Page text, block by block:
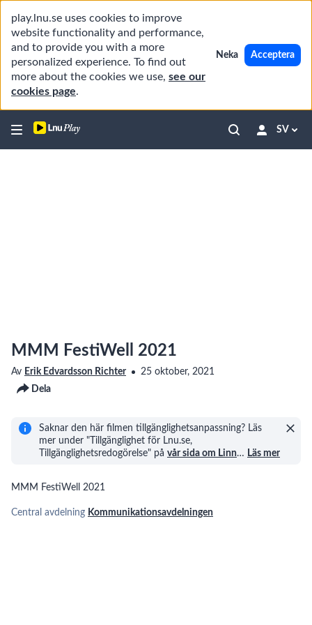
play.lnu.se uses cookies to improve
website functionality and performance,
and to provide you with a more
personalized experience. To find out
more about the cookies we use, see our
cookies page.
Neka Acceptera
SV
MMM FestiWell 2021
Av Erik Edvardsson Richter
25 oktober, 2021
Dela
Saknar den här filmen tillgänglighetsanpassning? Läs
mer under "Tillgänglighet för Lnu.se,
Tillgänglighetsredogörelse" på vår sida om Linn… Läs mer
MMM FestiWell 2021
Central avdelning Kommunikationsavdelningen